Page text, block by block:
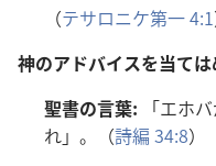
（テサロニケ第一4:1
神のアドバイスを当て
聖書の言葉: 「エホ
れ」。（詩編 34:8）